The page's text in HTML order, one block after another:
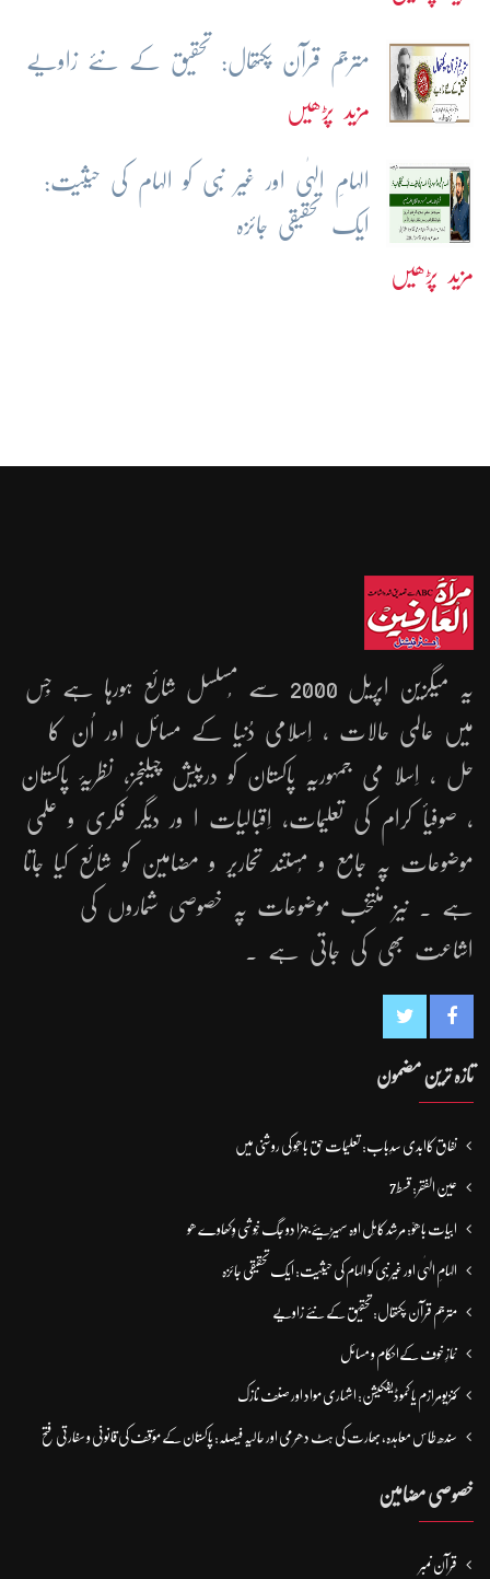
مترجم قرآن پکتھال: تحقیق کے نئے زاویے
مزید پڑھیں
الہامِ الہٰی اور غیر نبی کو الہام کی حیثیت:
ایک تحقیقی جائزہ
مزید پڑھیں
یہ میگزین اپریل 2000 سے مُسلسل شائع ہورہا ہے جِس
میں عالمی حالات ، اِسلامی دُنیا کے مسائل اور اُن کا
حل ، اِسلا می جمہوریّہ پاکستان کو درپیش چیلنجز، نظریۂ پاکستان
، صوفیأ کرام کی تعلیمات، اِقبالیات ا ور دیگر فکری و علمی
موضوعات پہ جامع و مُستند تحاریر و مضامین کو شائع کیا جاتا
ہے ۔ نیز منتخب موضوعات پہ خصوصی شماروں کی
اشاعت بھی کی جاتی ہے ۔
تازہ ترین مضمون
نفاق کاابدی سدِباب: تعلیمات حق باھُو کی روشنی میں
عین الفقر: قسط7
ابیات باھوؒ: مُرشد کامِل اوہ سہیڑیئے جہڑا دو جگ خُوشی وِکھاوے ھو
الہامِ الہٰی اور غیر نبی کو الہام کی حیثیت: ایک تحقیقی جائزہ
مترجم قرآن پکتھال: تحقیق کے نئے زاویے
نمازِ خوف کےاحکام و مسائل
کنزیومرازم یا کموڈیفکیشن: اشہاری مواد اور صنف نازک
سندھ طاس معاہدہ، بھارت کی ہٹ دھرمی اور حالیہ فیصلہ: پاکستان کے مؤقف کی قانونی و سفارتی فتح
خصوصی مضامین
قرآن نمبر